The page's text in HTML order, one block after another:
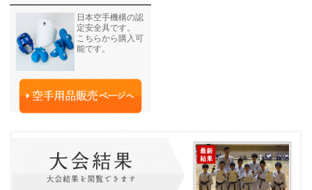
日本空手機構の認
定安全具です。
こちらから購入可
能です。